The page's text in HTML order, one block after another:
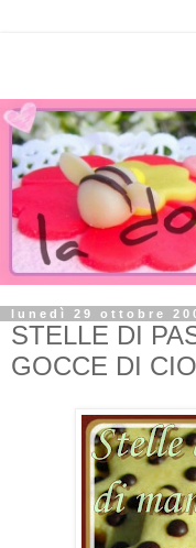
lunedì 29 ottobre
STELLE DI
GOCCE DI